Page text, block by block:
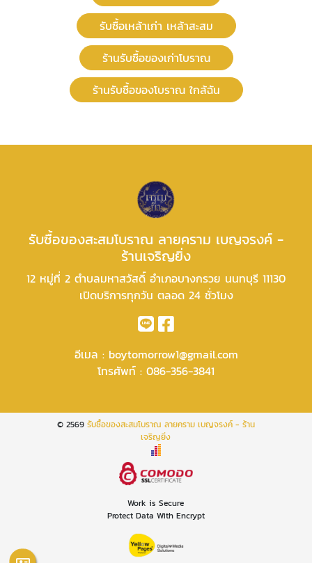
รับซื้อเหล้าเก่า เหล้าสะสม
ร้านรับซื้อของเก่าโบราณ
ร้านรับซื้อของโบราณ ใกล้ฉัน
รับซื้อของสะสมโบราณ ลายคราม เบญจรงค์ -
ร้านเจริญยิ่ง
12 หมู่ที่ 2 ตำบลมหาสวัสดิ์ อำเภอบางกรวย นนทบุรี 11130
เปิดบริการทุกวัน ตลอด 24 ชั่วโมง
อีเมล : boytomorrow1@gmail.com
โทรศัพท์ : 086-356-3841
© 2569 รับซื้อของสะสมโบราณ ลายคราม เบญจรงค์ - ร้าน
เจริญยิ่ง
Work is Secure
Protect Data With Encrypt